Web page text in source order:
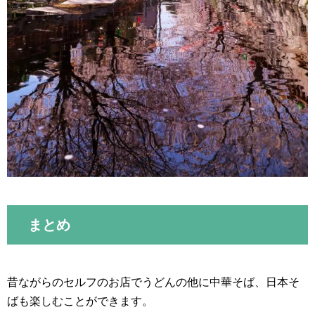
まとめ
昔ながらのセルフのお店でうどんの他に中華そば、日本そ
ばも楽しむことができます。